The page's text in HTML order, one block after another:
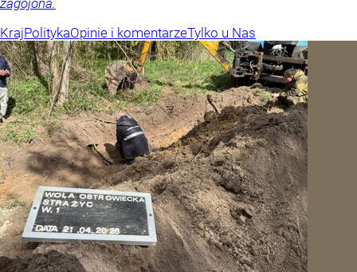
zagojona.
KrajPolitykaOpinie i komentarzeTylko u Nas